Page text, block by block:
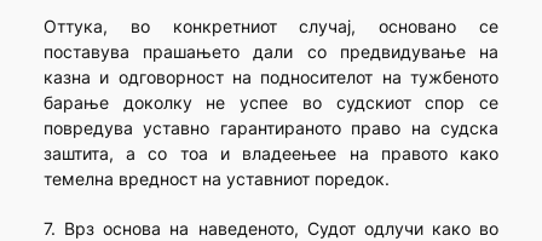
Оттука, во конкретниот случај, основано се
поставува прашањето дали со предвидување на
казна и одговорност на подносителот на тужбеното
барање доколку не успее во судскиот спор се
повредува уставно гарантираното право на судска
заштита, а со тоа и владеењее на правото како
темелна вредност на уставниот поредок.
7. Врз основа на наведеното, Судот одлучи како во